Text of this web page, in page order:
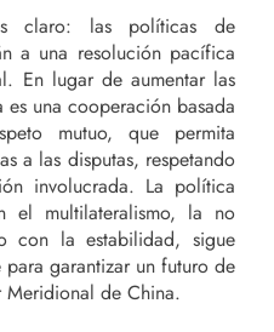
claro: las políticas de
a una resolución pacífica
En lugar de aumentar las
una cooperación basada
mutuo, que permita
a las disputas, respetando
involucrada. La política
el multilateralismo, la no
con la estabilidad, sigue
garantizar un futuro de
de China.